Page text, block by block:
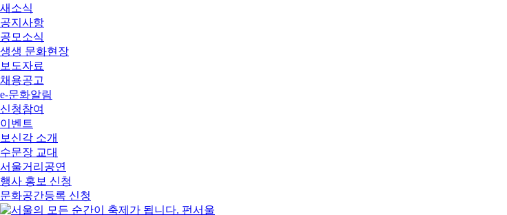
새소식
공지사항
공모소식
생생 문화현장
보도자료
채용공고
e-문화알림
신청참여
이벤트
보신각 소개
수문장 교대
서울거리공연
행사 홍보 신청
문화공간등록 신청